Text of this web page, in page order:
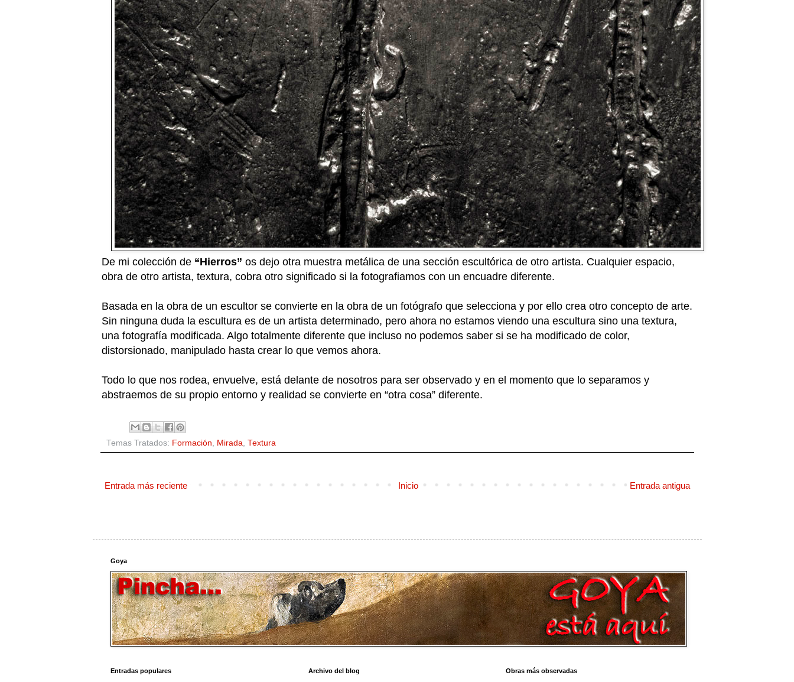
De mi colección de “Hierros” os dejo otra muestra metálica de una sección escultórica de otro artista. Cualquier espacio,
obra de otro artista, textura, cobra otro significado si la fotografiamos con un encuadre diferente.
Basada en la obra de un escultor se convierte en la obra de un fotógrafo que selecciona y por ello crea otro concepto de arte.
Sin ninguna duda la escultura es de un artista determinado, pero ahora no estamos viendo una escultura sino una textura,
una fotografía modificada. Algo totalmente diferente que incluso no podemos saber si se ha modificado de color,
distorsionado, manipulado hasta crear lo que vemos ahora.
Todo lo que nos rodea, envuelve, está delante de nosotros para ser observado y en el momento que lo separamos y
abstraemos de su propio entorno y realidad se convierte en “otra cosa” diferente.
Temas Tratados: Formación Mirada Textura
Entrada más reciente Entrada antigua
Inicio
Goya
Entradas populares Archivo del blog Obras más observadas